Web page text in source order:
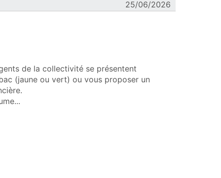
25/06/2026
de la collectivité se présentent
(jaune ou vert) ou vous proposer un